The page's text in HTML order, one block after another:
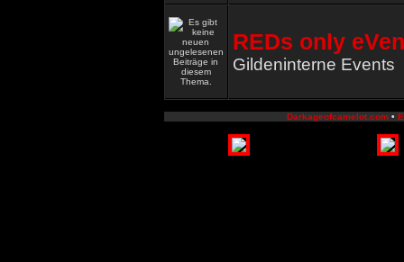
REDs only
Gildeninterne Events
Darkageofcamelot.com •